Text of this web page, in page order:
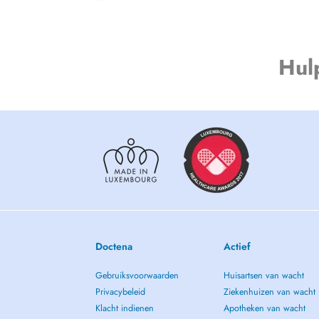
- Adolescents & étudiants Coaching : 90 Euros /séance
- DISC et Forces motrices :
Particulier : 250 euros / Entreprise : 300 euros
Doctena
Gebruiksvoorwaarden
Privacybeleid
Klacht indienen
Actief
Huisartsen van wacht
Ziekenhuizen van wacht
Apotheken van wacht